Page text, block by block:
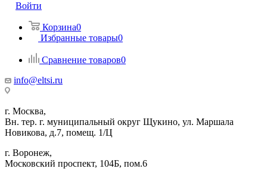
Войти
Корзина0
Избранные товары0
Сравнение товаров0
info@eltsi.ru
г. Москва,
Вн. тер. г. муниципальный округ Щукино, ул. Маршала
Новикова, д.7, помещ. 1/Ц
г. Воронеж,
​Московский проспект, 104Б, пом.6